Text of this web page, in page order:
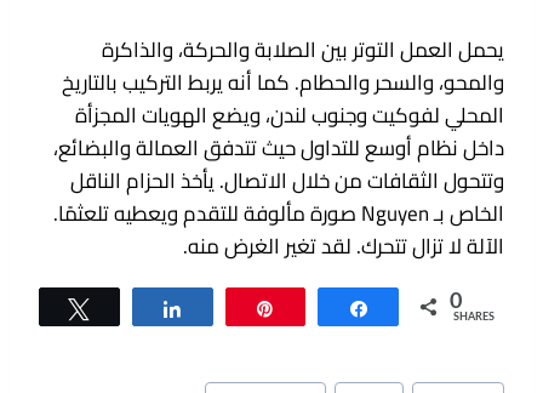
يحمل العمل التوتر بين الصلابة والحركة، والذاكرة
والمحو، والسحر والحطام. كما أنه يربط التركيب بالتاريخ
المحلي لفوكيت وجنوب لندن، ويضع الهويات المجزأة
داخل نظام أوسع للتداول حيث تتدفق العمالة والبضائع،
وتتحول الثقافات من خلال الاتصال. يأخذ الحزام الناقل
الخاص بـ Nguyen صورة مألوفة للتقدم ويعطيه تلعثمًا.
الآلة لا تزال تتحرك. لقد تغير الغرض منه.
Share 0
SHARES